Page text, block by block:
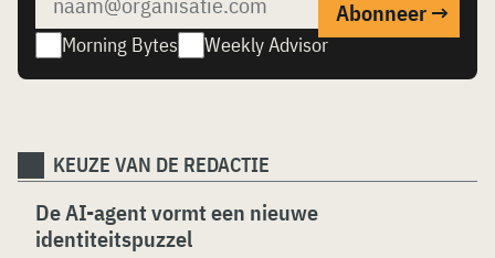
Morning Bytes Weekly Advisor
KEUZE VAN DE REDACTIE
De AI-agent vormt een nieuwe
identiteitspuzzel